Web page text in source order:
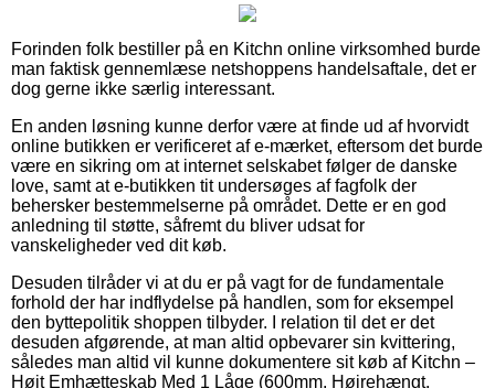
Forinden folk bestiller på en Kitchn online virksomhed burde
man faktisk gennemlæse netshoppens handelsaftale, det er
dog gerne ikke særlig interessant.
En anden løsning kunne derfor være at finde ud af hvorvidt
online butikken er verificeret af e-mærket, eftersom det burde
være en sikring om at internet selskabet følger de danske
love, samt at e-butikken tit undersøges af fagfolk der
behersker bestemmelserne på området. Dette er en god
anledning til støtte, såfremt du bliver udsat for
vanskeligheder ved dit køb.
Desuden tilråder vi at du er på vagt for de fundamentale
forhold der har indflydelse på handlen, som for eksempel
den byttepolitik shoppen tilbyder. I relation til det er det
desuden afgørende, at man altid opbevarer sin kvittering,
således man altid vil kunne dokumentere sit køb af Kitchn –
Højt Emhætteskab Med 1 Låge (600mm, Højrehængt,